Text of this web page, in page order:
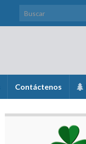
Search for:
Contáctenos